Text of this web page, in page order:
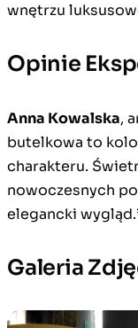
wnętrzu
Opinie
Anna Kowalska,
butelkowa to
charakteru.
nowoczesnych
elegancki
Galeria